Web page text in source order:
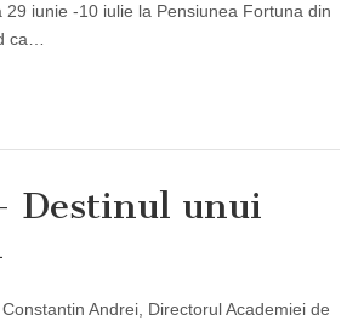
iunie -10 iulie la Pensiunea Fortuna din
ca…
Destinul unui
Andrei, Directorul Academiei de